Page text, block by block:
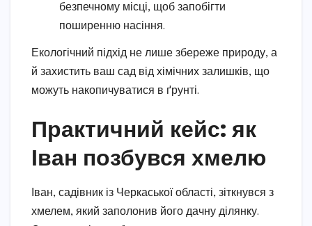
безпечному місці, щоб запобігти
поширенню насіння.
Екологічний підхід не лише збереже природу, а
й захистить ваш сад від хімічних залишків, що
можуть накопичуватися в ґрунті.
Практичний кейс: як
Іван позбувся хмелю
Іван, садівник із Черкаської області, зіткнувся з
хмелем, який заполонив його дачну ділянку.